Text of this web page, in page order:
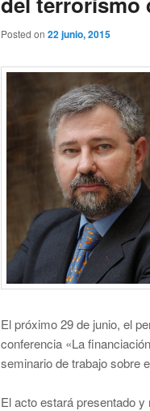
Posted on 22 junio, 2015
El próximo 29 de junio, el
conferencia «La
seminario de trabajo sobre
El acto estará presentado y